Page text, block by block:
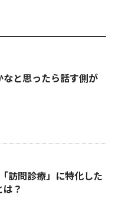
と思ったら話す側が
訪問診療」に特化した
？